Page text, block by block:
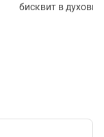
бисквит в духовке